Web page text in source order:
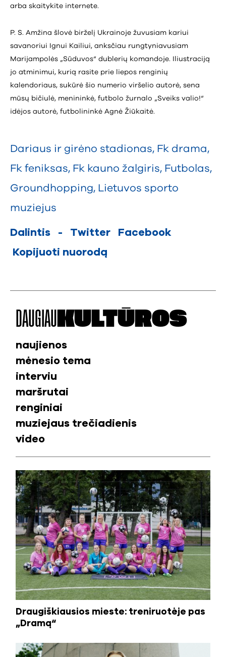
arba skaitykite internete.
P. S. Amžina šlovė birželį Ukrainoje žuvusiam kariui
savanoriui Ignui Kailiui, anksčiau rungtyniavusiam
Marijampolės „Sūduvos“ dublerių komandoje. Iliustraciją
jo atminimui, kurią rasite prie liepos renginių
kalendoriaus, sukūrė šio numerio viršelio autorė, sena
mūsų bičiulė, menininkė, futbolo žurnalo „Sveiks valio!“
idėjos autorė, futbolininkė Agnė Žiūkaitė.
Dariaus ir girėno stadionas, Fk drama,
Fk feniksas, Fk kauno žalgiris, Futbolas,
Groundhopping, Lietuvos sporto
muziejus
Dalintis - Twitter
Facebook
Kopijuoti nuorodą
DAUGIAU KULTŪROS
Draugiškiausios mieste: treniruotėje pas
„Dramą“
naujienos
mėnesio tema
interviu
maršrutai
renginiai
muziejaus trečiadienis
video